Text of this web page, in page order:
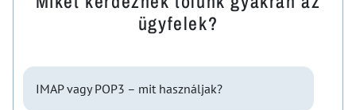
ügyfelek?
IMAP vagy POP3 – mit használjak?